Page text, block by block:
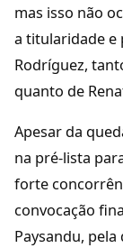
mas isso não
a titularidade e
Rodríguez,
quanto de
Apesar da
na pré-lista
forte
convocação
Paysandu,